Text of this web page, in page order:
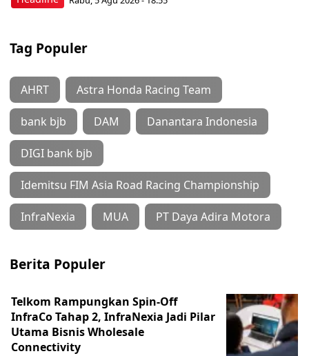
Tag Populer
AHRT Astra Honda Racing Team
bank bjb DAM Danantara Indonesia
DIGI bank bjb
Idemitsu FIM Asia Road Racing Championship
InfraNexia MUA PT Daya Adira Motora
Berita Populer
Telkom Rampungkan Spin-Off
InfraCo Tahap 2, InfraNexia Jadi Pilar
Utama Bisnis Wholesale
Connectivity